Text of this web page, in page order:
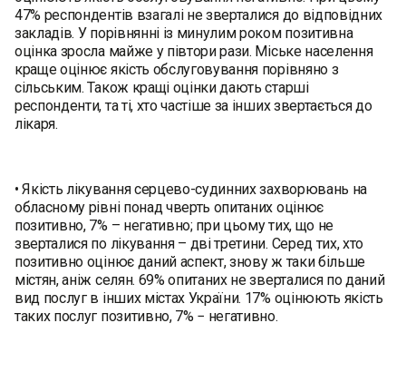
47% респондентів взагалі не зверталися до відповідних
закладів. У порівнянні із минулим роком позитивна
оцінка зросла майже у півтори рази. Міське населення
краще оцінює якість обслуговування порівняно з
сільським. Також кращі оцінки дають старші
респонденти, та ті, хто частіше за інших звертається до
лікаря.
• Якість лікування серцево-судинних захворювань на
обласному рівні понад чверть опитаних оцінює
позитивно, 7% – негативно; при цьому тих, що не
зверталися по лікування – дві третини. Серед тих, хто
позитивно оцінює даний аспект, знову ж таки більше
містян, аніж селян. 69% опитаних не зверталися по даний
вид послуг в інших містах України. 17% оцінюють якість
таких послуг позитивно, 7% − негативно.